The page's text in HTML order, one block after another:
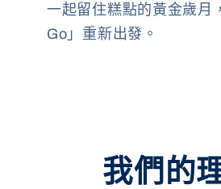
一起留住糕點的黃金歲月
Go」重新出發。
我們的